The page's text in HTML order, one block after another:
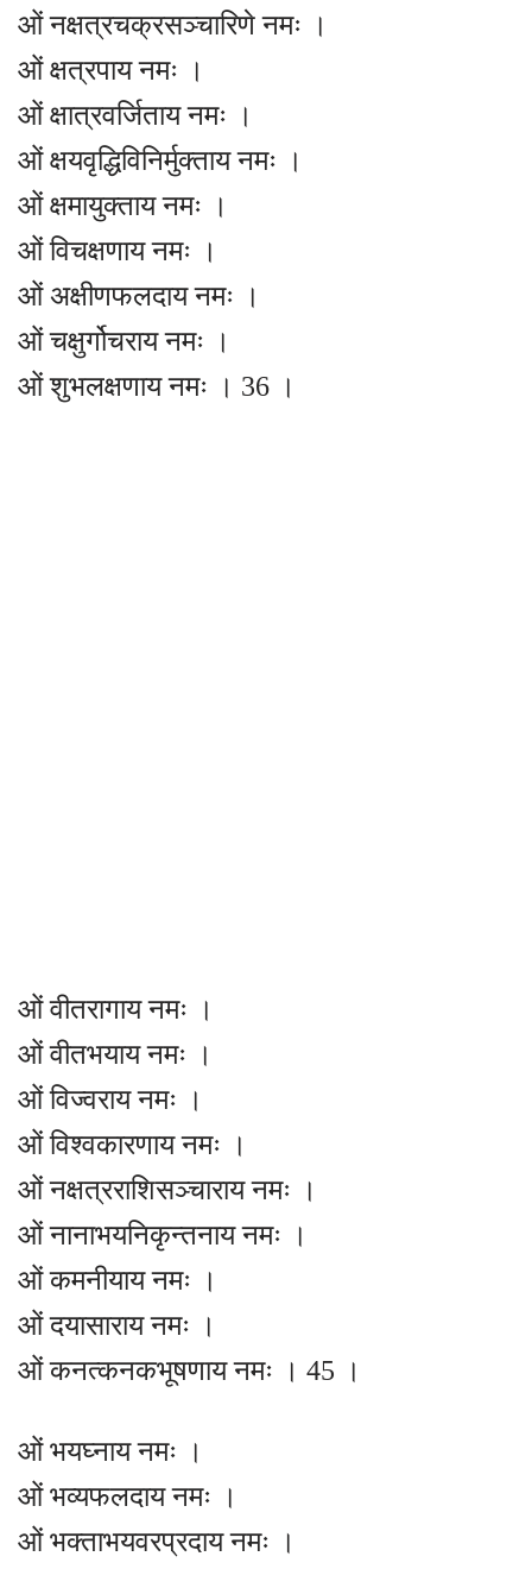
ओं नक्षत्रचक्रसञ्चारिणे नमः ।
ओं क्षत्रपाय नमः ।
ओं क्षात्रवर्जिताय नमः ।
ओं क्षयवृद्धिविनिर्मुक्ताय नमः ।
ओं क्षमायुक्ताय नमः ।
ओं विचक्षणाय नमः ।
ओं अक्षीणफलदाय नमः ।
ओं चक्षुर्गोचराय नमः ।
ओं शुभलक्षणाय नमः । 36 ।
ओं वीतरागाय नमः ।
ओं वीतभयाय नमः ।
ओं विज्वराय नमः ।
ओं विश्वकारणाय नमः ।
ओं नक्षत्रराशिसञ्चाराय नमः ।
ओं नानाभयनिकृन्तनाय नमः ।
ओं कमनीयाय नमः ।
ओं दयासाराय नमः ।
ओं कनत्कनकभूषणाय नमः । 45 ।
ओं भयघ्नाय नमः ।
ओं भव्यफलदाय नमः ।
ओं भक्ताभयवरप्रदाय नमः ।